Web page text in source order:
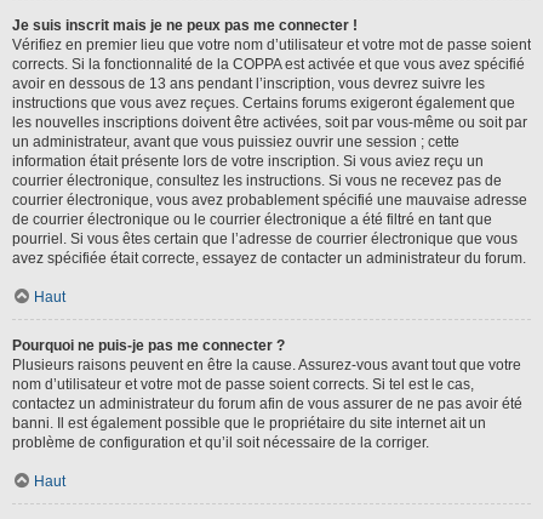
Je suis inscrit mais je ne peux pas me connecter !
Vérifiez en premier lieu que votre nom d’utilisateur et votre mot de passe soient
corrects. Si la fonctionnalité de la COPPA est activée et que vous avez spécifié
avoir en dessous de 13 ans pendant l’inscription, vous devrez suivre les
instructions que vous avez reçues. Certains forums exigeront également que
les nouvelles inscriptions doivent être activées, soit par vous-même ou soit par
un administrateur, avant que vous puissiez ouvrir une session ; cette
information était présente lors de votre inscription. Si vous aviez reçu un
courrier électronique, consultez les instructions. Si vous ne recevez pas de
courrier électronique, vous avez probablement spécifié une mauvaise adresse
de courrier électronique ou le courrier électronique a été filtré en tant que
pourriel. Si vous êtes certain que l’adresse de courrier électronique que vous
avez spécifiée était correcte, essayez de contacter un administrateur du forum.
Haut
Pourquoi ne puis-je pas me connecter ?
Plusieurs raisons peuvent en être la cause. Assurez-vous avant tout que votre
nom d’utilisateur et votre mot de passe soient corrects. Si tel est le cas,
contactez un administrateur du forum afin de vous assurer de ne pas avoir été
banni. Il est également possible que le propriétaire du site internet ait un
problème de configuration et qu’il soit nécessaire de la corriger.
Haut